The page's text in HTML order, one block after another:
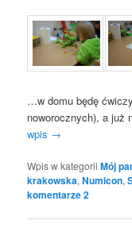
…w domu będę
noworocznych), a już
wpis →
Wpis w kategoriiMój
krakowska,Numicon,
komentarze2